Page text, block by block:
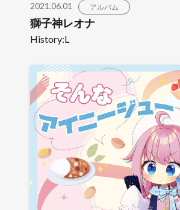
2021.06.01 アルバム
獅子神レオナ
History:L